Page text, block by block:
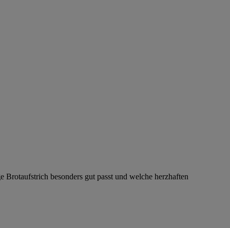
besonders gut passt und welche herzhaften